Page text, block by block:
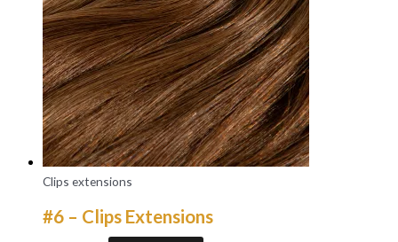
Clips extensions
#6 – Clips Extensions